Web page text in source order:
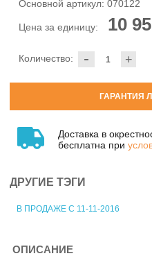
Основной артикул: 070122
Цена за единицу: 10
- +
Количество:
ГАРАНТИЯ
Доставка в
бесплатна при
ДРУГИЕ ТЭГИ
В ПРОДАЖЕ С 11-11-2016
ОПИСАНИЕ